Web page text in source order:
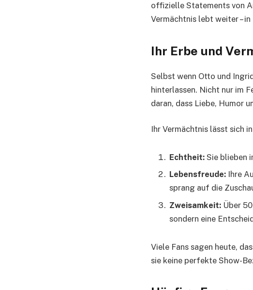
offizielle Statements von
Vermächtnis lebt weiter –
Ihr Erbe und
Selbst wenn Otto und
hinterlassen. Nicht nur im
daran, dass Liebe, Humor
Ihr Vermächtnis lässt sich
Echtheit: Sie blieben
Lebensfreude: Ihre
sprang auf die
Zweisamkeit: Über
sondern eine
Viele Fans sagen heute,
sie keine perfekte Show-